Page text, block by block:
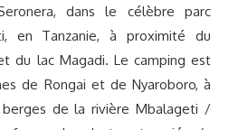
dans le célèbre parc
en Tanzanie, à proximité du
du lac Magadi. Le camping est
de Rongai et de Nyaroboro, à
de la rivière Mbalageti /